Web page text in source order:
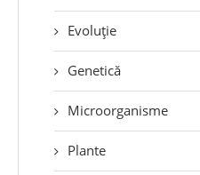
Evoluție
Genetică
Microorganisme
Plante